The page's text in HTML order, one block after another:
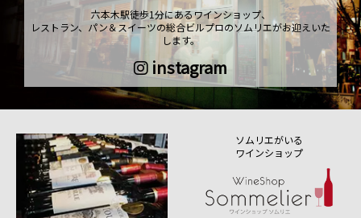
六本木駅徒歩1分にあるワインショップ、
レストラン、パン＆スイーツの総合ビルプロのソムリエがお迎えいた
します。
instagram
ソムリエがいる
ワインショップ